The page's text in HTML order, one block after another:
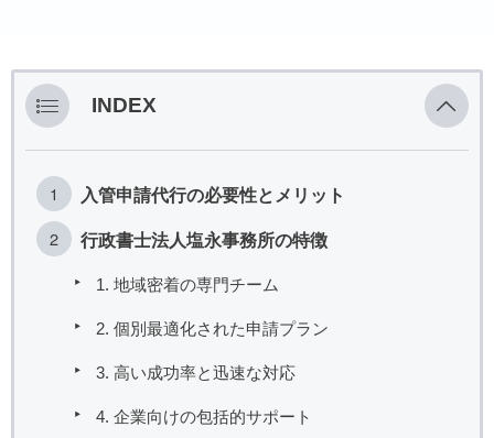
INDEX
入管申請代行の必要性とメリット
行政書士法人塩永事務所の特徴
1. 地域密着の専門チーム
2. 個別最適化された申請プラン
3. 高い成功率と迅速な対応
4. 企業向けの包括的サポート